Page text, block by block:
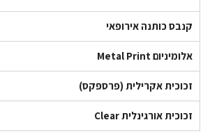
קנבס כותנה אירופאי
אלומיניום Metal Print
זכוכית אקרילית (פרספקס)
זכוכית אורגינלית Clear